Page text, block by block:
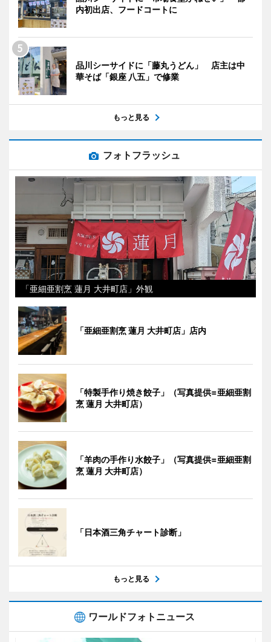
内初出店、フードコートに
品川シーサイドに「藤丸うどん」 店主は中
華そば「銀座 八五」で修業
もっと見る
フォトフラッシュ
「亜細亜割烹 蓮月 大井町店」外観
「亜細亜割烹 蓮月 大井町店」店内
「特製手作り焼き餃子」（写真提供=亜細亜割
烹 蓮月 大井町店）
「羊肉の手作り水餃子」（写真提供=亜細亜割
烹 蓮月 大井町店）
「日本酒三角チャート診断」
もっと見る
ワールドフォトニュース